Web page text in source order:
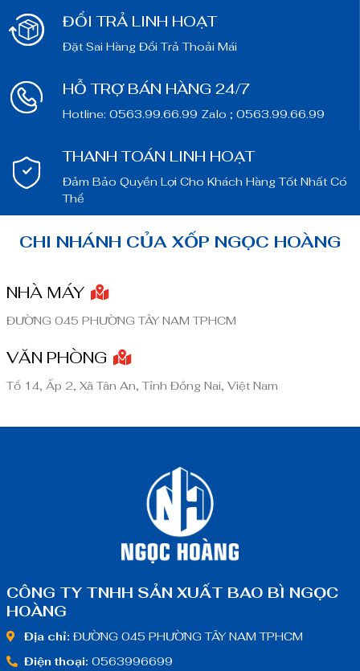
ĐỔI TRẢ LINH HOẠT
Đặt Sai Hàng Đổi Trả Thoải Mái
HỖ TRỢ BÁN HÀNG 24/7
Hotline: 0563.99.66.99 Zalo ; 0563.99.66.99
THANH TOÁN LINH HOẠT
Đảm Bảo Quyền Lợi Cho Khách Hàng Tốt Nhất Có
Thể
CHI NHÁNH CỦA XỐP NGỌC HOÀNG
NHÀ MÁY
ĐƯỜNG 045 PHƯỜNG TÂY NAM TPHCM
VĂN PHÒNG
Tổ 14, Ấp 2, Xã Tân An, Tỉnh Đồng Nai, Việt Nam
CÔNG TY TNHH SẢN XUẤT BAO BÌ NGỌC
HOÀNG
Địa chỉ: ĐƯỜNG 045 PHƯỜNG TÂY NAM TPHCM
Điện thoại: 0563996699